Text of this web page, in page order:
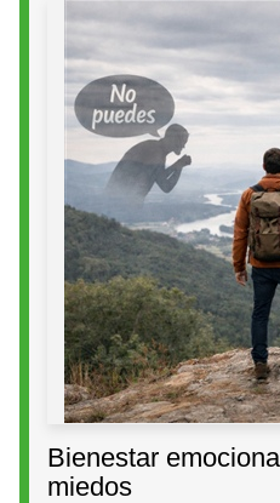
Bienestar
miedos